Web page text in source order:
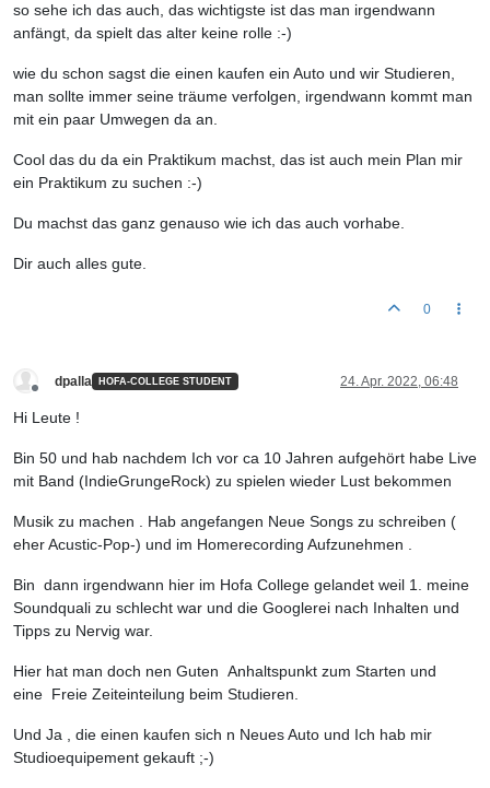
so sehe ich das auch, das wichtigste ist das man irgendwann
anfängt, da spielt das alter keine rolle :-)
wie du schon sagst die einen kaufen ein Auto und wir Studieren,
man sollte immer seine träume verfolgen, irgendwann kommt man
mit ein paar Umwegen da an.
Cool das du da ein Praktikum machst, das ist auch mein Plan mir
ein Praktikum zu suchen :-)
Du machst das ganz genauso wie ich das auch vorhabe.
Dir auch alles gute.
0
dpalla HOFA-COLLEGE STUDENT 24. Apr. 2022, 06:48
Hi Leute !
Bin 50 und hab nachdem Ich vor ca 10 Jahren aufgehört habe Live
mit Band (IndieGrungeRock) zu spielen wieder Lust bekommen
Musik zu machen . Hab angefangen Neue Songs zu schreiben (
eher Acustic-Pop-) und im Homerecording Aufzunehmen .
Bin dann irgendwann hier im Hofa College gelandet weil 1. meine
Soundquali zu schlecht war und die Googlerei nach Inhalten und
Tipps zu Nervig war.
Hier hat man doch nen Guten Anhaltspunkt zum Starten und
eine Freie Zeiteinteilung beim Studieren.
Und Ja , die einen kaufen sich n Neues Auto und Ich hab mir
Studioequipement gekauft ;-)